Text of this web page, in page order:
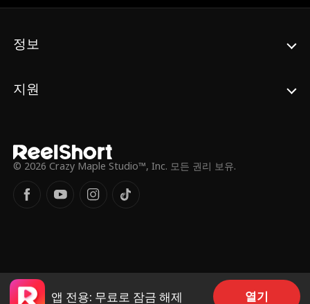
정보
지원
© 2026 Crazy Maple Studio™, Inc. 모든 권리 보유.
앱 전용: 무료로 잠금 해제 열기